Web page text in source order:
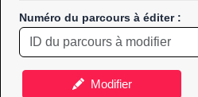
Numéro du parcours à éditer :
Modifier